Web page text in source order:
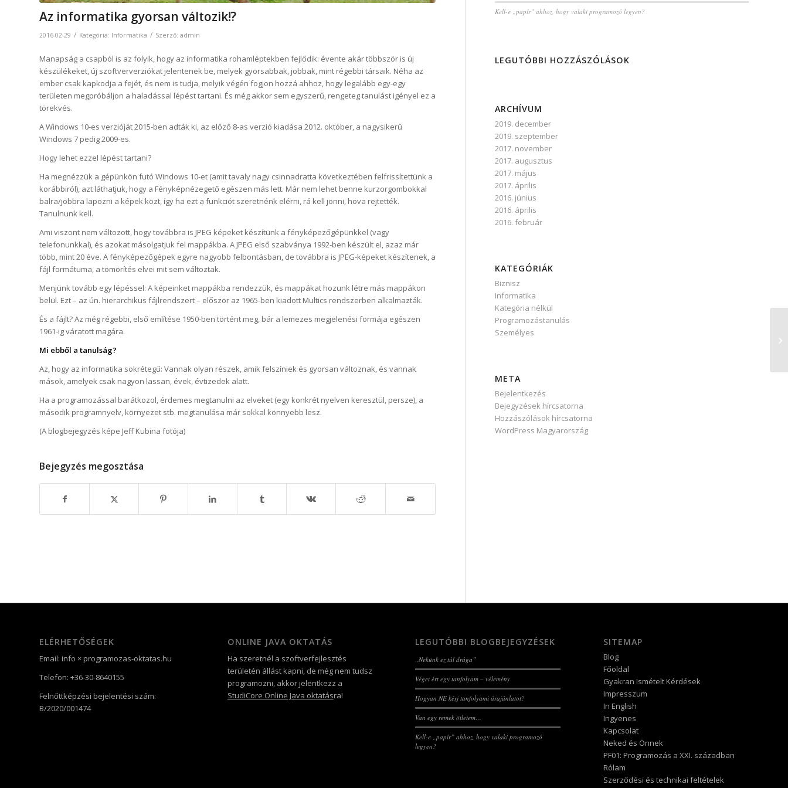
Az informatika gyorsan változik!?
2016-02-29 / Kategória: Informatika / Szerző: admin
Manapság a csapból is az folyik, hogy az informatika rohamléptekben fejlődik: évente akár többször is új
készülékeket, új szoftververziókat jelentenek be, melyek gyorsabbak, jobbak, mint régebbi társaik. Néha az
ember csak kapkodja a fejét, és nem is tudja, melyik végén fogjon hozzá ahhoz, hogy legalább egy-egy
területen megpróbáljon a haladással lépést tartani. És még akkor sem egyszerű, rengeteg tanulást igényel ez a
törekvés.
A Windows 10-es verzióját 2015-ben adták ki, az előző 8-as verzió kiadása 2012. október, a nagysikerű
Windows 7 pedig 2009-es.
Hogy lehet ezzel lépést tartani?
Ha megnézzük a gépünkön futó Windows 10-et (amit tavaly nagy csinnadratta következtében felfrissítettünk a
korábbiról), azt láthatjuk, hogy a Fényképnézegető egészen más lett. Már nem lehet benne kurzorgombokkal
balra/jobbra lapozni a képek közt, így ha ezt a funkciót szeretnénk elérni, rá kell jönni, hova rejtették.
Tanulnunk kell.
Ami viszont nem változott, hogy továbbra is JPEG képeket készítünk a fényképezőgépünkkel (vagy
telefonunkkal), és azokat másolgatjuk fel mappákba. A JPEG első szabványa 1992-ben készült el, azaz már
több, mint 20 éve. A fényképezőgépek egyre nagyobb felbontásban, de továbbra is JPEG-képeket készítenek, a
fájl formátuma, a tömörítés elvei mit sem változtak.
Menjünk tovább egy lépéssel: A képeinket mappákba rendezzük, és mappákat hozunk létre más mappákon
belül. Ezt – az ún. hierarchikus fájlrendszert – először az 1965-ben kiadott Multics rendszerben alkalmazták.
És a fájlt? Az még régebbi, első említése 1950-ben történt meg, bár a lemezes megjelenési formája egészen
1961-ig váratott magára.
Mi ebből a tanulság?
Az, hogy az informatika sokrétegű: Vannak olyan részek, amik felszíniek és gyorsan változnak, és vannak
mások, amelyek csak nagyon lassan, évek, évtizedek alatt.
Ha a programozással barátkozol, érdemes megtanulni az elveket (egy konkrét nyelven keresztül, persze), a
második programnyelv, környezet stb. megtanulása már sokkal könnyebb lesz.
(A blogbejegyzés képe Jeff Kubina fotója)
Bejegyzés megosztása
Kell-e „papír” ahhoz, hogy valaki programozó legyen?
LEGUTÓBBI HOZZÁSZÓLÁSOK
ARCHÍVUM
2019. december
2019. szeptember
2017. november
2017. augusztus
2017. május
2017. április
2016. június
2016. április
2016. február
KATEGÓRIÁK
Biznisz
Informatika
Kategória nélkül
Programozástanulás
Személyes
META
Bejelentkezés
Bejegyzések hírcsatorna
Hozzászólások hírcsatorna
WordPress Magyarország
ELÉRHETŐSÉGEK
Email: info × programozas-oktatas.hu
Telefon: +36-30-8640155
Felnőttképzési bejelentési szám:
B/2020/001474
ONLINE JAVA OKTATÁS
Ha szeretnél a szoftverfejlesztés
területén állást kapni, de még nem tudsz
programozni, akkor jelentkezz a
StudiCore Online Java oktatásra!
LEGUTÓBBI BLOGBEJEGYZÉSEK
„Nekünk ez túl drága”
Véget ért egy tanfolyam – vélemény
Hogyan NE kérj tanfolyami árajánlatot?
Van egy remek ötletem…
Kell-e „papír” ahhoz, hogy valaki programozó
legyen?
SITEMAP
Blog
Főoldal
Gyakran Ismételt Kérdések
Impresszum
In English
Ingyenes
Kapcsolat
Neked és Önnek
PF01: Programozás a XXI. században
Rólam
Szerződési és technikai feltételek